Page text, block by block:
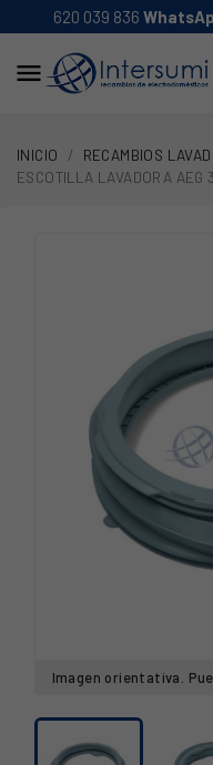
620 039 836

INICIO RECAMBIOS
ESCOTILLA LAVADORA AEG
Imagen orientativa.